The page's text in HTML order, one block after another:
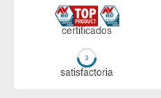
certi­ficados
sa­tis­fac­to­ria